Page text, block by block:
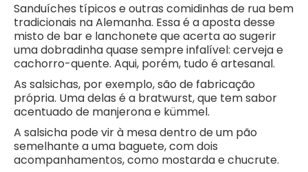
Sanduíches típicos e outras comidinhas de rua bem
tradicionais na Alemanha. Essa é a aposta desse
misto de bar e lanchonete que acerta ao sugerir
uma dobradinha quase sempre infalível: cerveja e
cachorro-quente. Aqui, porém, tudo é artesanal.
As salsichas, por exemplo, são de fabricação
própria. Uma delas é a bratwurst, que tem sabor
acentuado de manjerona e kümmel.
A salsicha pode vir à mesa dentro de um pão
semelhante a uma baguete, com dois
acompanhamentos, como mostarda e chucrute.